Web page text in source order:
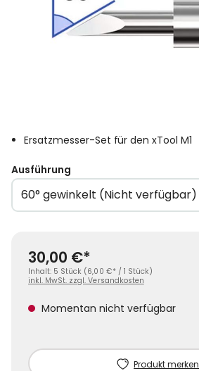
Ersatzmesser-Set für den xTool M1
30,00 €*
Inhalt: 5 Stück (6,00 €* / 1 Stück)
inkl. MwSt. zzgl. Versandkosten
Momentan nicht verfügbar
Ausführung
Produkt merken